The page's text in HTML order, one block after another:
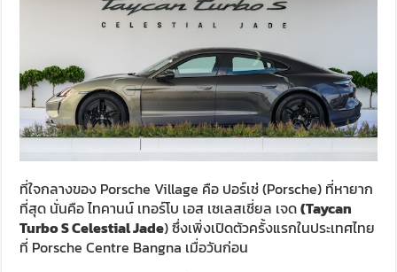
ที่ใจกลางของ Porsche Village คือ ปอร์เช่ (Porsche) ที่หายาก
ที่สุด นั่นคือ ไทคานน์ เทอร์โบ เอส เซเลสเชี่ยล เจด(Taycan
Turbo S Celestial Jade) ซึ่งเพิ่งเปิดตัวครั้งแรกในประเทศไทย
ที่ Porsche Centre Bangna เมื่อวันก่อน